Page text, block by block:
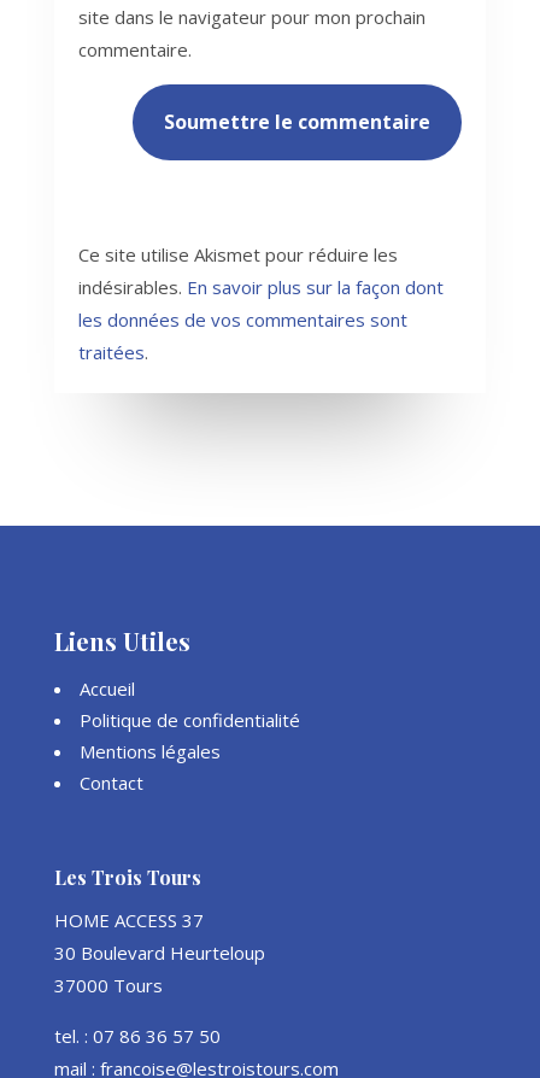
site dans le navigateur pour mon prochain
commentaire.
Soumettre le commentaire
Ce site utilise Akismet pour réduire les
indésirables. En savoir plus sur la façon dont
les données de vos commentaires sont
traitées.
Liens Utiles
Accueil
Politique de confidentialité
Mentions légales
Contact
Les Trois Tours
HOME ACCESS 37
30 Boulevard Heurteloup
37000 Tours
tel. : 07 86 36 57 50
mail : francoise@lestroistours.com